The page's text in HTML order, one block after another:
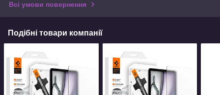
Всі умови повернення
Подібні товари компанії